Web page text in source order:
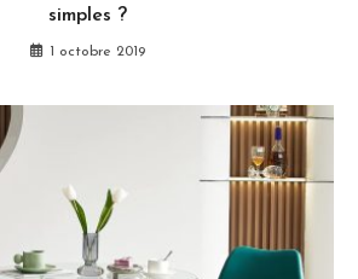
simples ?
1 octobre 2019